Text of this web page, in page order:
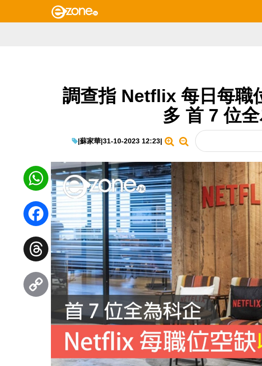
調查指 Netflix 每日每職
多 首 7 位
|蘇家華|31-10-2023 12:23|
WhatsApp
Facebook
Threads
Copy
Link